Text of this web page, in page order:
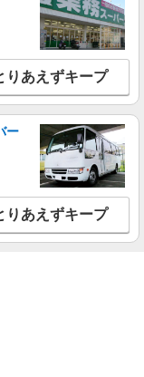
りあえずキープ
ー
りあえずキープ